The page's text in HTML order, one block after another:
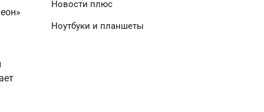
Новости плюс
Ноутбуки и планшеты